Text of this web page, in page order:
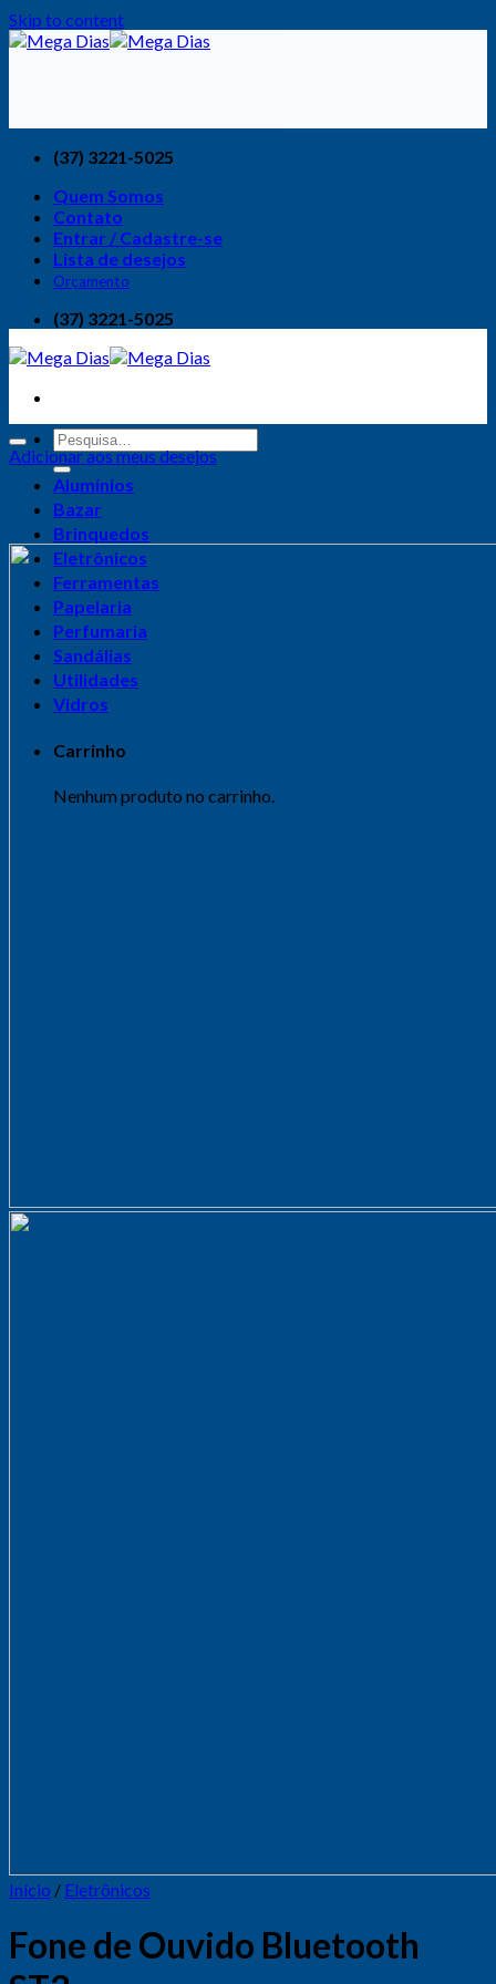
Skip to content
(37) 3221-5025
Quem Somos
Contato
Entrar / Cadastre-se
Lista de desejos
Orçamento
(37) 3221-5025
Alumínios
Bazar
Brinquedos
Eletrônicos
Ferramentas
Papelaria
Perfumaria
Sandálias
Utilidades
Vidros
Carrinho
Nenhum produto no carrinho.
Adicionar aos meus desejos
Início / Eletrônicos
Fone de Ouvido Bluetooth